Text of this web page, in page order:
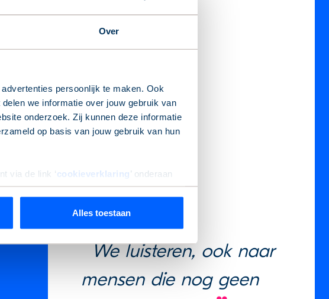
Over
persoonlijk te maken. Ook
we informatie over jouw gebruik van
onderzoek. Zij kunnen deze informatie
op basis van jouw gebruik van hun
via de link ‘cookieverklaring’ onderaan
Alles toestaan
hun
en
te
We luisteren, ook naar
mensen die nog geen